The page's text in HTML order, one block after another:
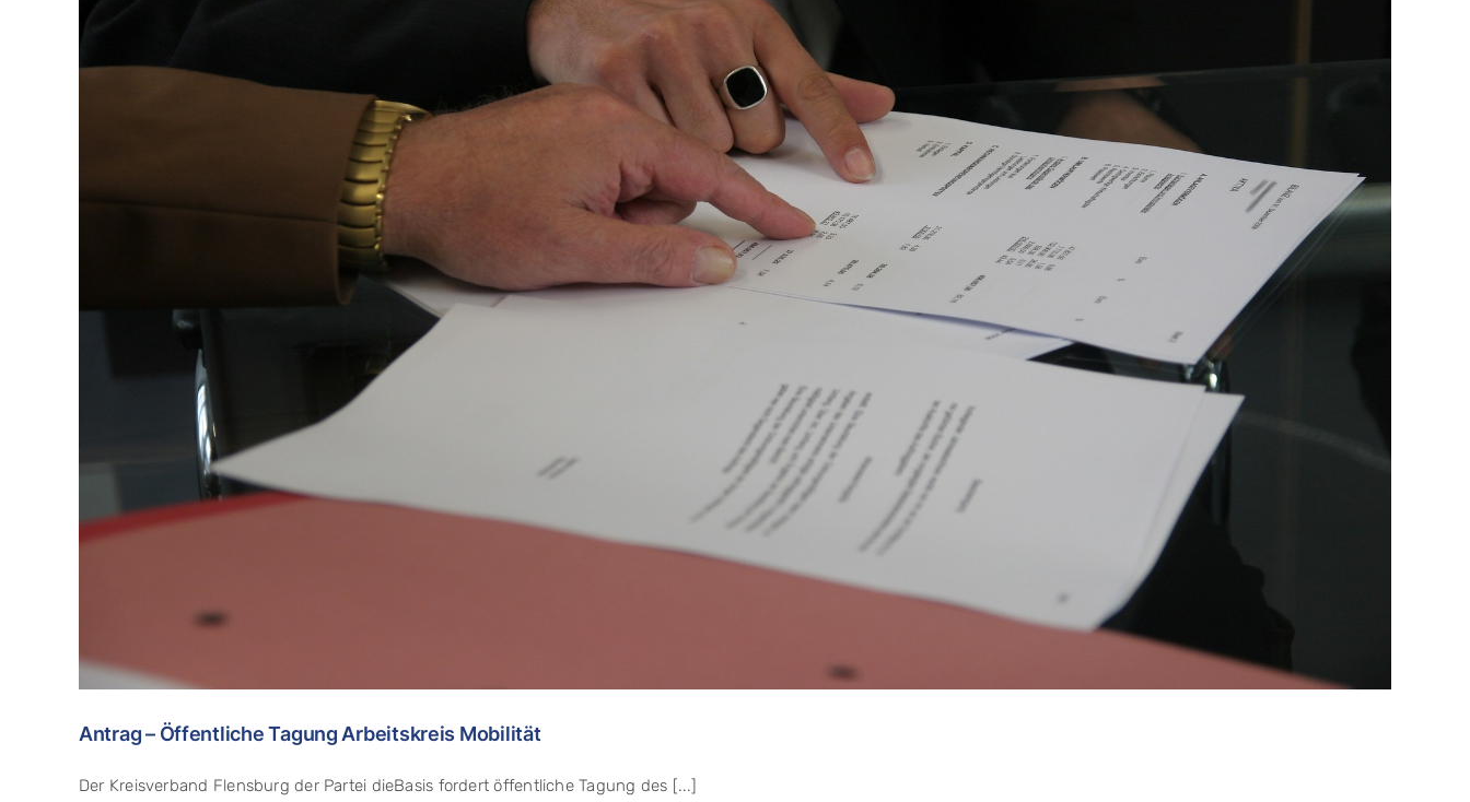
Antrag – Öffentliche Tagung Arbeitskreis Mobilität
Der Kreisverband Flensburg der Partei dieBasis fordert öffentliche Tagung des [...]